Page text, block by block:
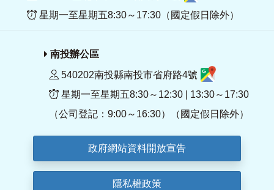
星期一至星期五8:30～17:30（國定假日除外）
南投辦公區
540202南投縣南投市省府路4號
星期一至星期五8:30～12:30 | 13:30～17:30
（公司登記：9:00～16:30）（國定假日除外）
政府網站資料開放宣告
隱私權政策